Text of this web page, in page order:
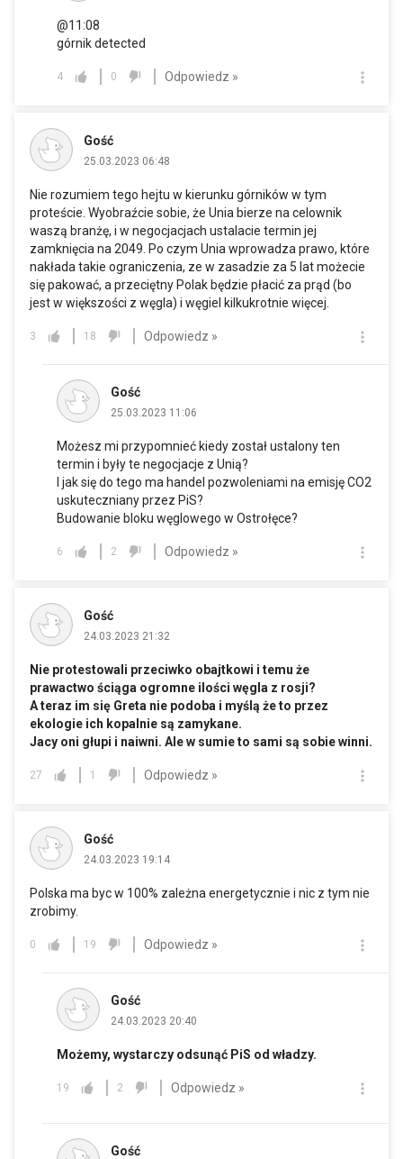
@11:08
górnik detected
4 0 Odpowiedz »
Gość
25.03.2023 06:48
Nie rozumiem tego hejtu w kierunku górników w tym
proteście. Wyobraźcie sobie, że Unia bierze na celownik
waszą branżę, i w negocjacjach ustalacie termin jej
zamknięcia na 2049. Po czym Unia wprowadza prawo, które
nakłada takie ograniczenia, ze w zasadzie za 5 lat możecie
się pakować, a przeciętny Polak będzie płacić za prąd (bo
jest w większości z węgla) i węgiel kilkukrotnie więcej.
3 18 Odpowiedz »
Gość
25.03.2023 11:06
Możesz mi przypomnieć kiedy został ustalony ten
termin i były te negocjacje z Unią?
I jak się do tego ma handel pozwoleniami na emisję CO2
uskuteczniany przez PiS?
Budowanie bloku węglowego w Ostrołęce?
6 2 Odpowiedz »
Gość
24.03.2023 21:32
Nie protestowali przeciwko obajtkowi i temu że
prawactwo ściąga ogromne ilości węgla z rosji?
A teraz im się Greta nie podoba i myślą że to przez
ekologie ich kopalnie są zamykane.
Jacy oni głupi i naiwni. Ale w sumie to sami są sobie winni.
27 1 Odpowiedz »
Gość
24.03.2023 19:14
Polska ma byc w 100% zależna energetycznie i nic z tym nie
zrobimy.
0 19 Odpowiedz »
Gość
24.03.2023 20:40
Możemy, wystarczy odsunąć PiS od władzy.
19 2 Odpowiedz »
Gość